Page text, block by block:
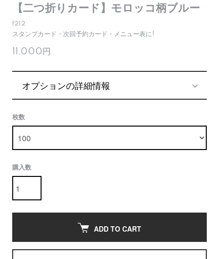
【二つ折りカード】モロッコ柄ブルー
f212
スタンプカード・次回予約カード・メニュー表に!
11,000円
オプションの詳細情報
枚数
購入数
ADD TO CART